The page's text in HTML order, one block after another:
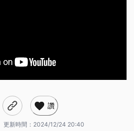
讚
更新時間： 2024/12/24 20:40